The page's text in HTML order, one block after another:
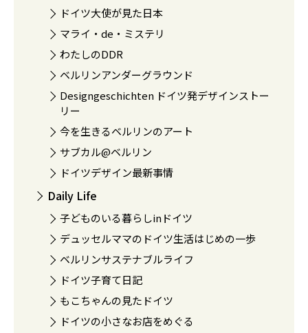
ドイツ大使が見た日本
マライ・de・ミステリ
わたしのDDR
ベルリンアンダーグラウンド
Designgeschichten ドイツ発デザインストー
リー
今を生きるベルリンのアート
サブカル@ベルリン
ドイツデザイン最新事情
Daily Life
子どものいる暮らしinドイツ
デュッセルママのドイツ生活はじめの一歩
ベルリンサステナブルライフ
ドイツ子育て日記
もこちゃんの見たドイツ
ドイツの小さなお店をめぐる